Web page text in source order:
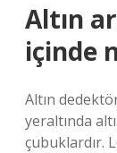
Altın
içinde
Altın
yeraltında
çubuklardır.